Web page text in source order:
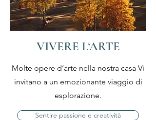
VIVERE L‘ARTE
Molte opere d’arte nella nostra casa Vi
invitano a un emozionante viaggio di
esplorazione.
Sentire passione e creatività